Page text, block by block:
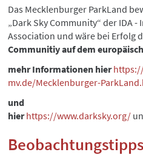
Das Mecklenburger ParkLand
„Dark Sky Community“ der IDA
Association und wäre bei Erfolg
Communitiy auf dem
mehr Informationen hier
mv.de/Mecklenburger-
und
hierhttps://www.darksky.org/
Beobachtungstipps